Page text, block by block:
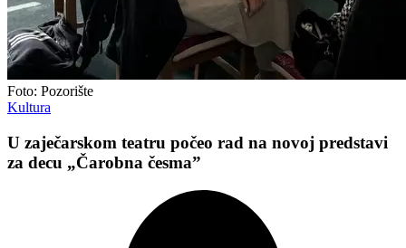
Foto: Pozorište
Kultura
U zaječarskom teatru počeo rad na novoj predstavi
za decu „Čarobna česma”